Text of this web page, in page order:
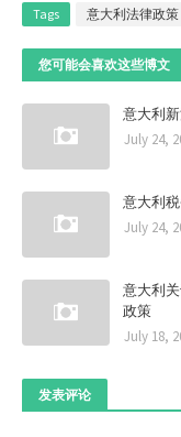
Tags 意大利法律政策
您可能会喜欢这些博文
意大利
July 24,
意大利
July 24,
意大利
政策
July 18,
发表评论